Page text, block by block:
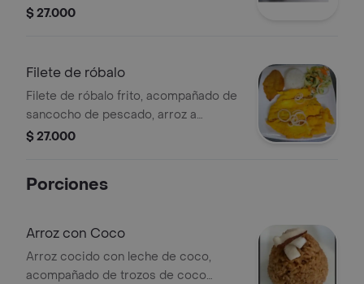
elección, patacón y ensalada.
$ 27.000
Filete de róbalo
Filete de róbalo frito, acompañado de
sancocho de pescado, arroz a
elección, patacón y ensalada.
$ 27.000
Porciones
Arroz con Coco
Arroz cocido con leche de coco,
acompañado de trozos de coco